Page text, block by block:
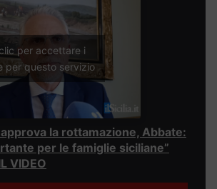
per accettare i
per questo servizio
approva la rottamazione, Abbate:
per le famiglie siciliane”
VIDEO